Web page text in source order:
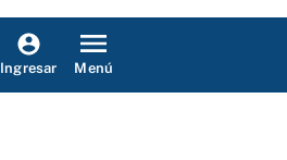
Ingresar Menú